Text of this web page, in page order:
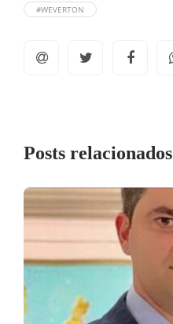
#WEVERTON
Posts relacionados